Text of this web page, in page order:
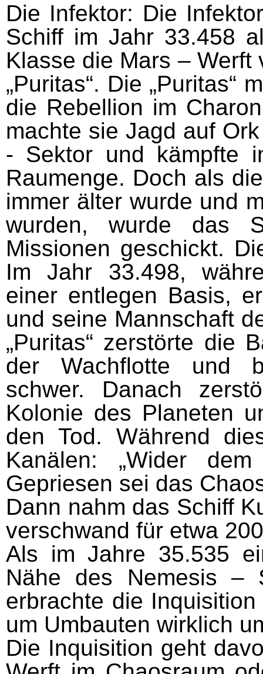
Die Infektor: Die
Schiff im Jahr 33.458
Klasse die Mars –
„Puritas“. Die „Puritas“
die Rebellion im
machte sie Jagd auf
- Sektor und kämpfte
Raumenge. Doch als
immer älter wurde und
wurden, wurde das
Missionen geschickt.
Im Jahr 33.498,
einer entlegen Basis,
und seine Mannschaft
„Puritas“ zerstörte die
der Wachflotte und
schwer. Danach
Kolonie des Planeten
den Tod. Während
Kanälen: „Wider dem
Gepriesen sei das
Dann nahm das Schiff
verschwand für etwa
Als im Jahre 35.535
Nähe des Nemesis –
erbrachte die
um Umbauten wirklich
Die Inquisition geht